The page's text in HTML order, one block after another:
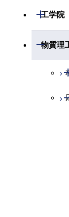
工学院
開閉
物質理
開閉